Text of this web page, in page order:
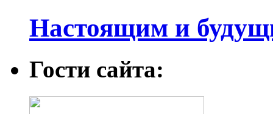
Настоящим и
Гости сайта: